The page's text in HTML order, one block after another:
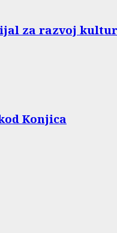
za razvoj
Konjica